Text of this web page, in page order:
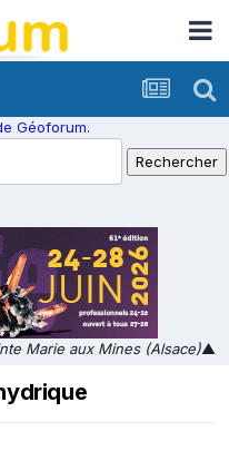
Géoforum.
Marie aux Mines (Alsace)▲